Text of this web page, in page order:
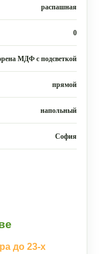
распашная
0
МДФ с подсветкой
прямой
напольный
София
до 23-х